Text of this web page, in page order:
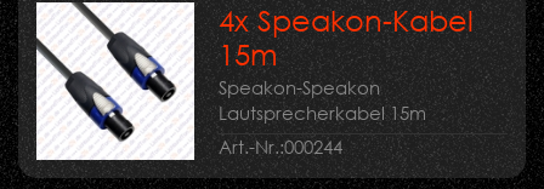
4x Speakon-Kabel
15m
Speakon-Speakon
Lautsprecherkabel 15m
Art.-Nr.:000244